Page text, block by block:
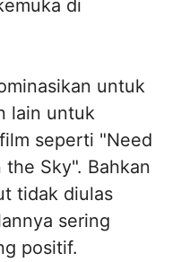
di
untuk
lain untuk
seperti "Need
Sky". Bahkan
tidak diulas
sering
positif.